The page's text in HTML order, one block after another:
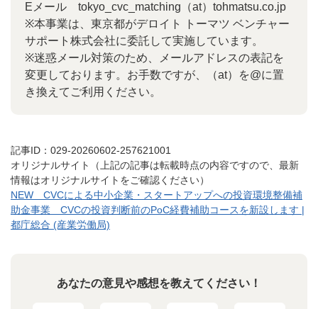
Eメール tokyo_cvc_matching（at）tohmatsu.co.jp
※本事業は、東京都がデロイト トーマツ ベンチャー
サポート株式会社に委託して実施しています。
※迷惑メール対策のため、メールアドレスの表記を
変更しております。お手数ですが、（at）を@に置
き換えてご利用ください。
記事ID：029-20260602-257621001
オリジナルサイト（上記の記事は転載時点の内容ですので、最新
情報はオリジナルサイトをご確認ください）
NEW CVCによる中小企業・スタートアップへの投資環境整備補
助金事業 CVCの投資判断前のPoC経費補助コースを新設します |
都庁総合 (産業労働局)
あなたの意見や感想を教えてください！